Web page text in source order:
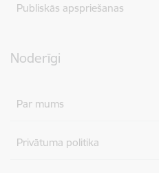
Publiskās apspriešanas
Noderīgi
Par mums
Privātuma politika